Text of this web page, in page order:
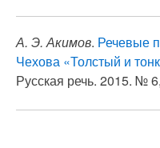
А. Э. Акимов. Речевые
Чехова «Толстый и
Русская речь. 2015. №